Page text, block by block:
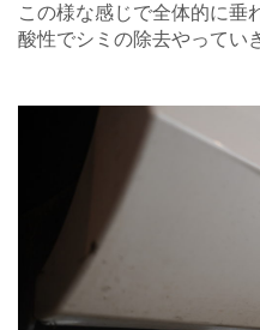
この様な感じで全体的に垂
酸性でシミの除去やってい